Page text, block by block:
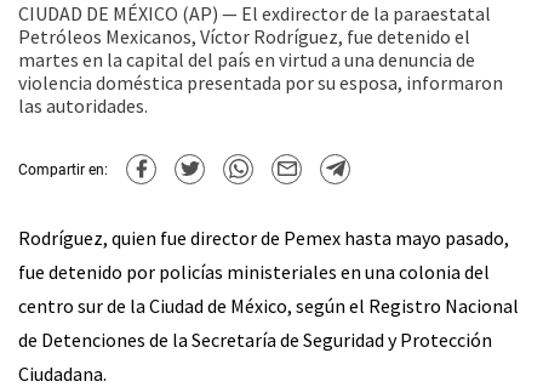
CIUDAD DE MÉXICO (AP) — El exdirector de la paraestatal
Petróleos Mexicanos, Víctor Rodríguez, fue detenido el
martes en la capital del país en virtud a una denuncia de
violencia doméstica presentada por su esposa, informaron
las autoridades.
Compartir en:
Rodríguez, quien fue director de Pemex hasta mayo pasado,
fue detenido por policías ministeriales en una colonia del
centro sur de la Ciudad de México, según el Registro Nacional
de Detenciones de la Secretaría de Seguridad y Protección
Ciudadana.